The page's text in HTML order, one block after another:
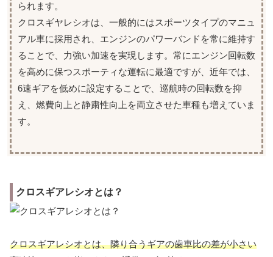
られます。
クロスギヤレシオは、一般的にはスポーツタイプのマニュ
アル車に採用され、エンジンのパワーバンドを常に維持す
ることで、力強い加速を実現します。常にエンジン回転数
を高めに保つスポーティな運転に最適ですが、近年では、
6速ギアを低めに設定することで、巡航時の回転数を抑
え、燃費向上と静粛性向上を両立させた車種も増えていま
す。
クロスギアレシオとは？
クロスギアレシオとは、隣り合うギアの歯車比の差が小さい